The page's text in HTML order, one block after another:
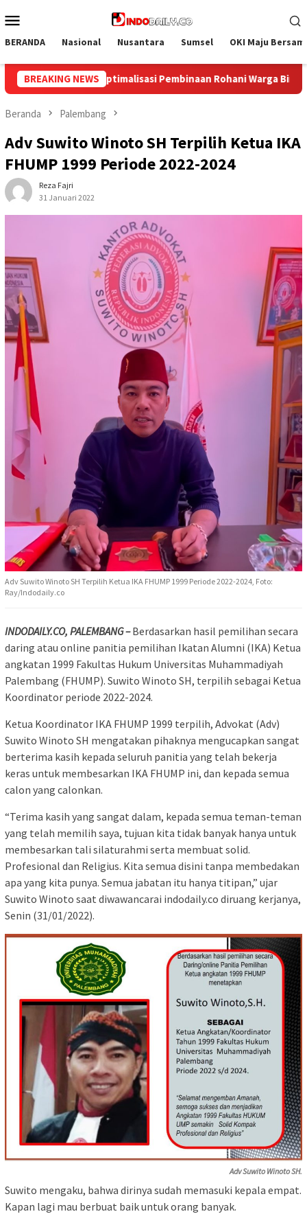
ke
Mobile
BERANDA Nasional Nusantara Sumsel OKI Maju
BREAKING NEWS
Warga Binaan Bangun Kesamaan Persepsi,
Beranda Palembang
Adv Suwito Winoto SH Terpilih Ketua IKA
FHUMP 1999 Periode 2022-2024
Reza Fajri
31 Januari 2022
Adv Suwito Winoto SH Terpilih Ketua IKA FHUMP 1999 Periode 2022-2024, Foto:
Ray/Indodaily.co
INDODAILY.CO, PALEMBANG – Berdasarkan hasil pemilihan secara
daring atau online panitia pemilihan Ikatan Alumni (IKA) Ketua
angkatan 1999 Fakultas Hukum Universitas Muhammadiyah
Palembang (FHUMP). Suwito Winoto SH, terpilih sebagai Ketua
Koordinator periode 2022-2024.
Ketua Koordinator IKA FHUMP 1999 terpilih, Advokat (Adv)
Suwito Winoto SH mengatakan pihaknya mengucapkan sangat
berterima kasih kepada seluruh panitia yang telah bekerja
keras untuk membesarkan IKA FHUMP ini, dan kepada semua
calon yang calonkan.
“Terima kasih yang sangat dalam, kepada semua teman-teman
yang telah memilih saya, tujuan kita tidak banyak hanya untuk
membesarkan tali silaturahmi serta membuat solid.
Profesional dan Religius. Kita semua disini tanpa membedakan
apa yang kita punya. Semua jabatan itu hanya titipan,” ujar
Suwito Winoto saat diwawancarai indodaily.co diruang kerjanya,
Senin (31/01/2022).
Adv Suwito Winoto SH.
Suwito mengaku, bahwa dirinya sudah memasuki kepala empat.
Kapan lagi mau berbuat baik untuk orang banyak.